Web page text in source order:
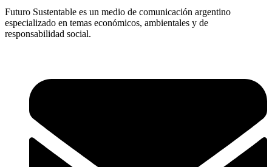
Futuro Sustentable es un medio de comunicación argentino
especializado en temas económicos, ambientales y de
responsabilidad social.